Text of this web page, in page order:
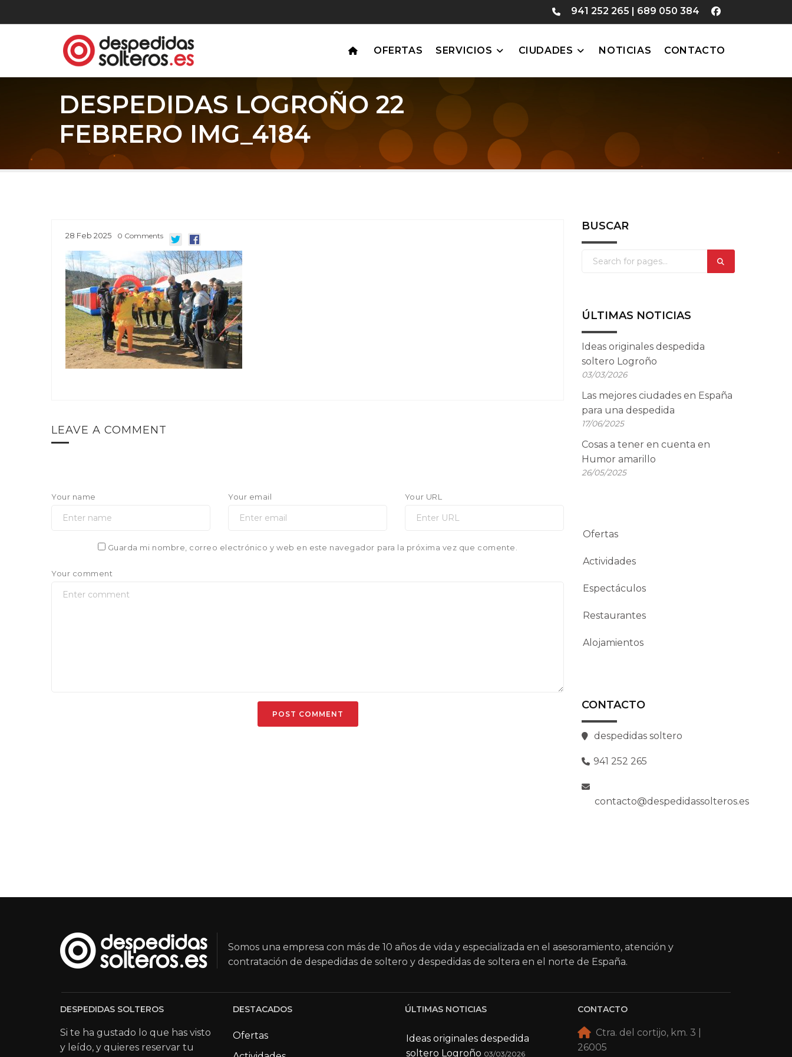
941 252 265 | 689 050 384
OFERTAS SERVICIOS CIUDADES NOTICIAS CONTACTO
DESPEDIDAS LOGROÑO 22
FEBRERO IMG_4184
28 Feb 2025 0 Comments
LEAVE A COMMENT
Your name Your email Your URL
Guarda mi nombre, correo electrónico y web en este navegador para la próxima vez que comente.
Your comment
BUSCAR
ÚLTIMAS NOTICIAS
Ideas originales despedida
soltero Logroño
03/03/2026
Las mejores ciudades en España
para una despedida
17/06/2025
Cosas a tener en cuenta en
Humor amarillo
26/05/2025
Ofertas
Actividades
Espectáculos
Restaurantes
Alojamientos
CONTACTO
despedidas soltero
941 252 265
contacto@despedidassolteros.es
Somos una empresa con más de 10 años de vida y especializada en el asesoramiento, atención y
contratación de despedidas de soltero y despedidas de soltera en el norte de España.
DESPEDIDAS SOLTEROS
Si te ha gustado lo que has visto
y leído, y quieres reservar tu
DESTACADOS
Ofertas
ÚLTIMAS NOTICIAS
Ideas originales despedida
soltero Logroño 03/03/2026
CONTACTO
Ctra. del cortijo, km. 3 |
26005